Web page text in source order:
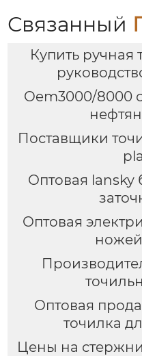
Связанный
Купить ручная
Oem3000/8000
Поставщики
Оптовая lansky
Оптовая
Оптовая
точилка
Цены на